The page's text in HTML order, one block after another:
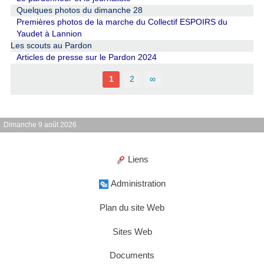
Quelques photos du dimanche 28
Premières photos de la marche du Collectif ESPOIRS du
Yaudet à Lannion
Les scouts au Pardon
Articles de presse sur le Pardon 2024
1 2 ∞
Dimanche 9 août 2026
Liens
Administration
Plan du site Web
Sites Web
Documents